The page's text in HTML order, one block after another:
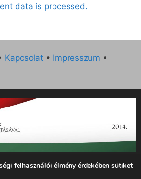
data is processed.
Kapcsolat • Impresszum •
hetilap 2014. évi működésének
KCP-14-P-0121 sz. támogatási
felhasználói élmény érdekében sütiket